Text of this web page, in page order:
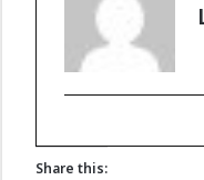
Share this: